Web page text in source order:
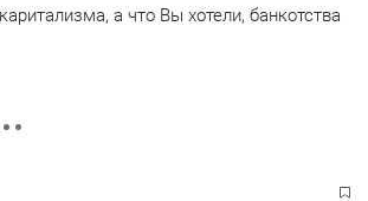
а что Вы хотели, банкотства